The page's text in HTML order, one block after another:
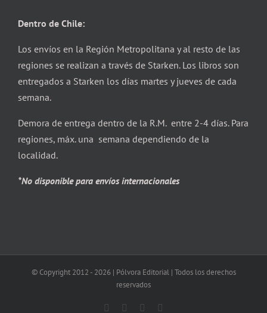
Dentro de Chile:
Los envíos en la Región Metropolitana y al resto de las
regiones se realizan a través de Starken. Los libros son
entregados a Starken los días martes y jueves de cada
semana.
Demora de entrega dentro de la R.M. entre 2-4 días. Para
regiones, máx. una semana dependiendo de la
localidad.
*No disponible para envíos internacionales
© Copyright 2012 - 2026 | Pólvora Editorial | Todos los derechos
reservados
Facebook Instagram